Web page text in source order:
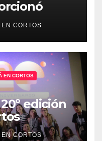
CORTOS
EN CORTOS
edición
CORTOS